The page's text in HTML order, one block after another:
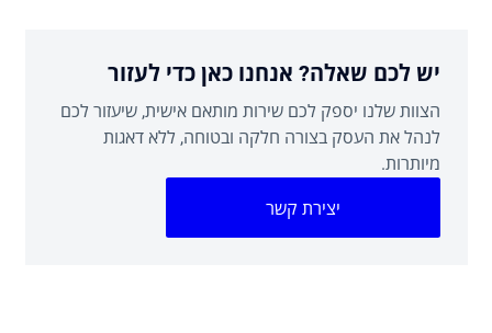
יש לכם שאלה? אנחנו כאן כדי לעזור
הצוות שלנו יספק לכם שירות מותאם אישית, שיעזור לכם
לנהל את העסק בצורה חלקה ובטוחה, ללא דאגות
מיותרות.
יצירת קשר